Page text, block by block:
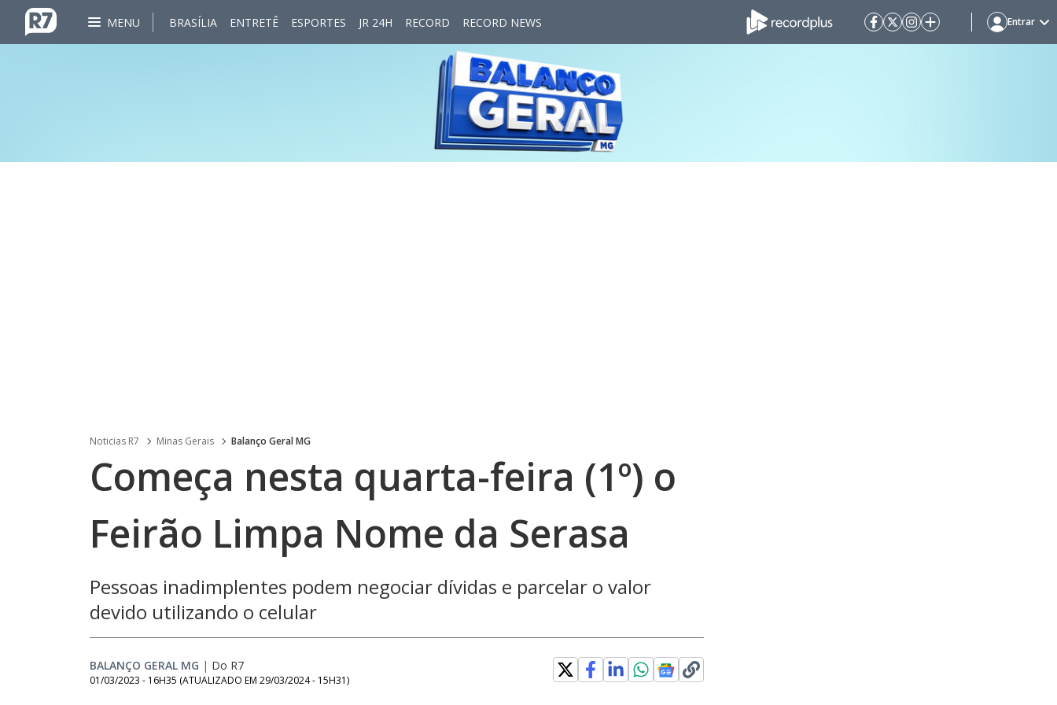
MENU BRASÍLIA ENTRETÊ ESPORTES JR 24H RECORD RECORD NEWS Entrar
Noticias R7 Minas Gerais Balanço Geral MG
Começa nesta quarta-feira (1º) o
Feirão Limpa Nome da Serasa
Pessoas inadimplentes podem negociar dívidas e parcelar o valor
devido utilizando o celular
BALANÇO GERAL MG | Do R7
01/03/2023 - 16H35 (ATUALIZADO EM 29/03/2024 - 15H31)